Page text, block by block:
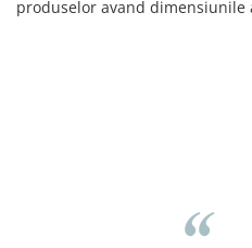
produselor avand dimensiunile